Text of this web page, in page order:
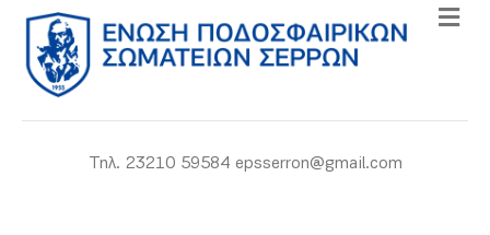
Τηλ. 23210 59584 epsserron@gmail.com